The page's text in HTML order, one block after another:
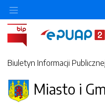
Biuletyn Informacji Publicznej
Miasto i